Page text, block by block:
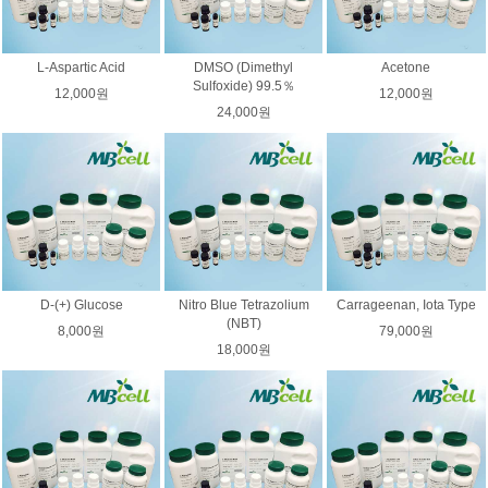
L-Aspartic Acid
12,000원
DMSO (Dimethyl
Sulfoxide) 99.5％
24,000원
Acetone
12,000원
D-(+) Glucose
8,000원
Nitro Blue Tetrazolium
(NBT)
18,000원
Carrageenan, Iota Type
79,000원